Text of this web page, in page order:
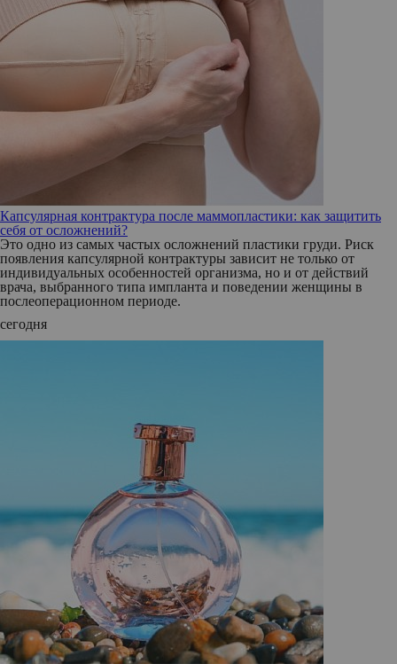
Капсулярная контрактура после маммопластики: как защитить
себя от осложнений?
Это одно из самых частых осложнений пластики груди. Риск
появления капсулярной контрактуры зависит не только от
индивидуальных особенностей организма, но и от действий
врача, выбранного типа импланта и поведении женщины в
послеоперационном периоде.
сегодня